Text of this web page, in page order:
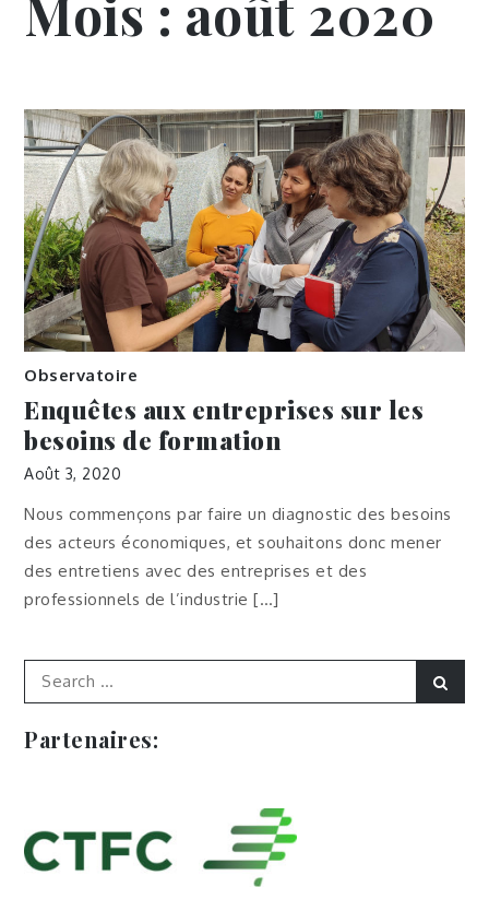
Observatoire
Enquêtes aux entreprises sur les
besoins de formation
Août 3, 2020
Nous commençons par faire un diagnostic des besoins
des acteurs économiques, et souhaitons donc mener
des entretiens avec des entreprises et des
professionnels de l’industrie […]
Search
Partenaires: